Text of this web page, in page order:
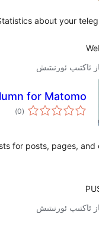
about your
for Matomo
(0 دەرىجە
)
for posts, pages,